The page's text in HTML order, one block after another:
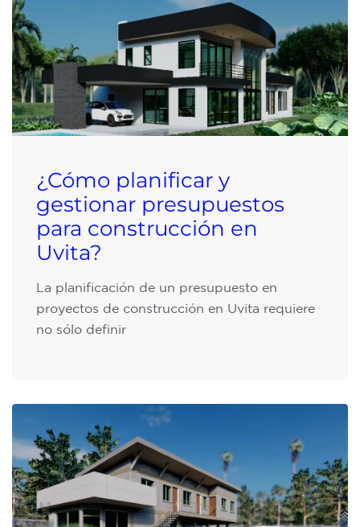
¿Cómo planificar y
gestionar presupuestos
para construcción en
Uvita?
La planificación de un presupuesto en
proyectos de construcción en Uvita requiere
no sólo definir